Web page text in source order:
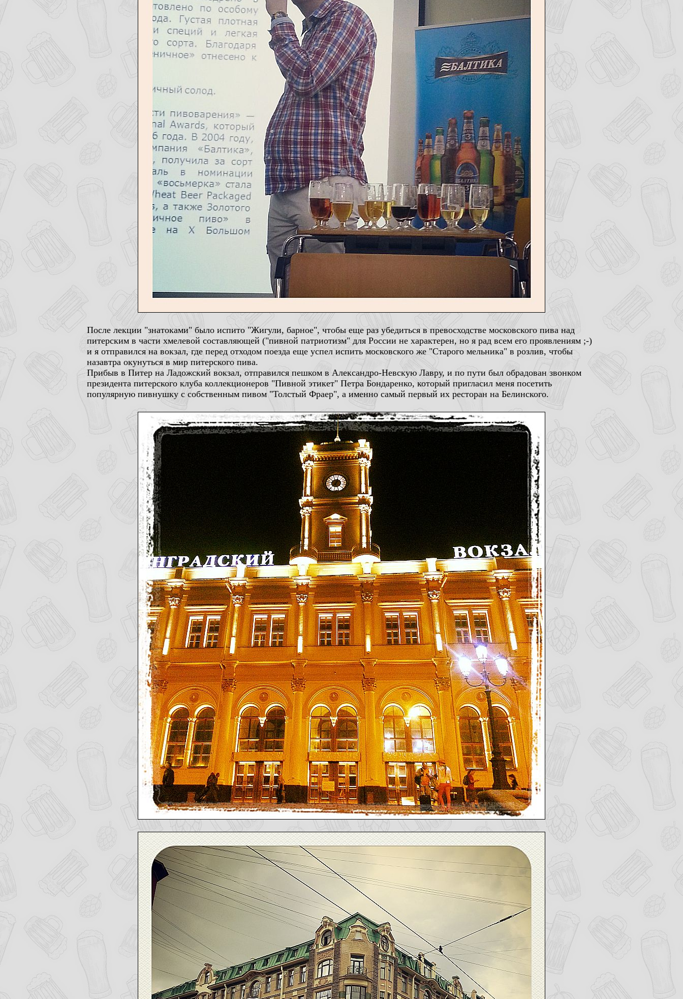
После лекции "знатоками" было испито "Жигули, барное", чтобы еще раз убедиться в превосходстве московского пива над
питерским в части хмелевой составляющей ("пивной патриотизм" для России не характерен, но я рад всем его проявлениям ;-)
и я отправился на вокзал, где перед отходом поезда еще успел испить московского же "Старого мельника" в розлив, чтобы
назавтра окунуться в мир питерского пива.
Прибыв в Питер на Ладожский вокзал, отправился пешком в Александро-Невскую Лавру, и по пути был обрадован звонком
президента питерского клуба коллекционеров "Пивной этикет" Петра Бондаренко, который пригласил меня посетить
популярную пивнушку с собственным пивом "Толстый Фраер", а именно самый первый их ресторан на Белинского.